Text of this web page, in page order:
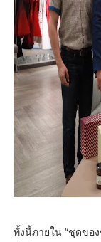
ทั้งนี้ภายใน “ชุดขอ